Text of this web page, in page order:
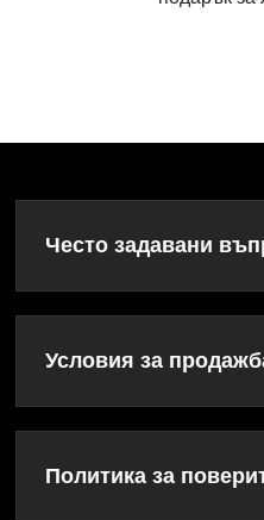
Често задавани
Условия за
Политика за